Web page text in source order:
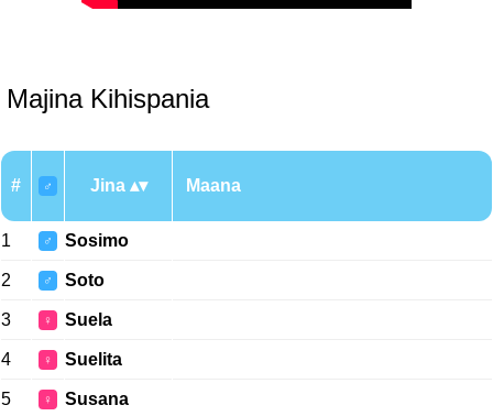
Majina Kihispania
# ♂ Jina Maana
1 ♂ Sosimo
2 ♂ Soto
3 ♀ Suela
4 ♀ Suelita
5 ♀ Susana